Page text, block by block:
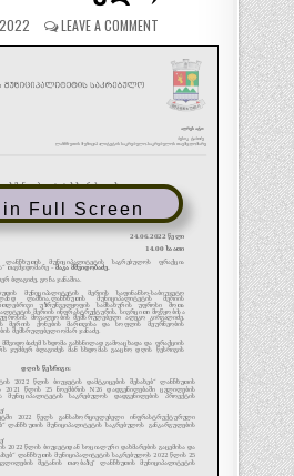
LEAVE A COMMENT
Full Screen